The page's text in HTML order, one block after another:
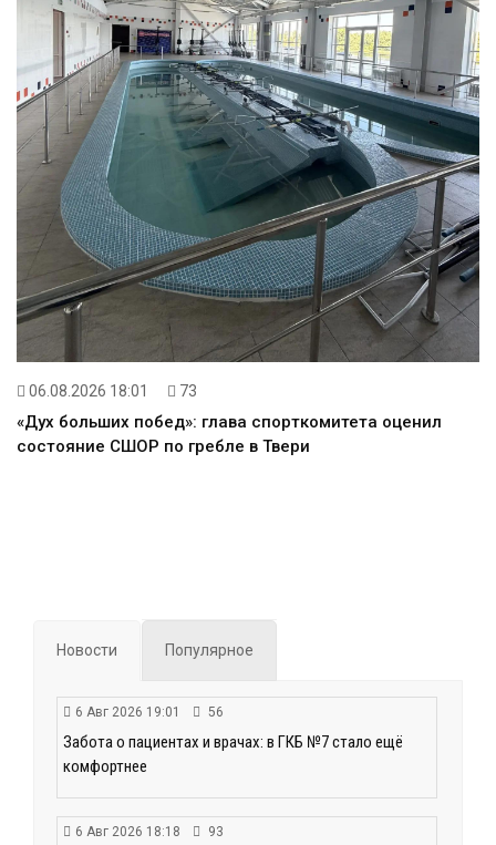
06.08.2026 18:01 73
«Дух больших побед»: глава спорткомитета оценил
состояние СШОР по гребле в Твери
Новости Популярное
6 Авг 2026 19:01 56
Забота о пациентах и врачах: в ГКБ №7 стало ещё
комфортнее
6 Авг 2026 18:18 93